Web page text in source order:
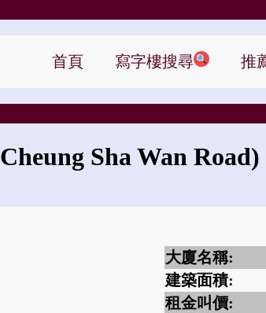
首頁 寫字樓搜尋 推
Sha Wan Road)
大廈名稱:
建築面積:
租金叫價: